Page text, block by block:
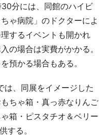
分には、同館のハイビ
ゃ病院」のドクターによ
するイベントも開かれ
の場合は実費がかかる。
預かる場合もある。
、同展をイメージした
ちゃ箱・真っ赤なりんご
箱・ピスタチオ＆ベリー
する。